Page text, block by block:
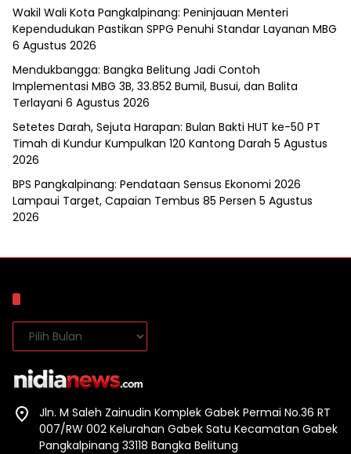
Wakil Wali Kota Pangkalpinang: Peninjauan Menteri
Kependudukan Pastikan SPPG Penuhi Standar Layanan MBG
6 Agustus 2026
Mendukbangga: Bangka Belitung Jadi Contoh
Implementasi MBG 3B, 33.852 Bumil, Busui, dan Balita
Terlayani 6 Agustus 2026
Setetes Darah, Sejuta Harapan: Bulan Bakti HUT ke-50 PT
Timah di Kundur Kumpulkan 120 Kantong Darah 5 Agustus
2026
BPS Pangkalpinang: Pendataan Sensus Ekonomi 2026
Lampaui Target, Capaian Tembus 85 Persen 5 Agustus
2026
Arsip
Jln. M Saleh Zainudin Komplek Gabek Permai No.36 RT
007/RW 002 Kelurahan Gabek Satu Kecamatan Gabek
Pangkalpinang 33118 Bangka Belitung